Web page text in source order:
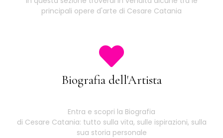
principali opere d'arte di Cesare Catania
Biografia dell'Artista
Entra e scopri la Biografia
di Cesare Catania: tutto sulla vita, sulle ispirazioni, sulla
sua storia personale